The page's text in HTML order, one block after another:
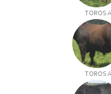
TOROS
TOROS